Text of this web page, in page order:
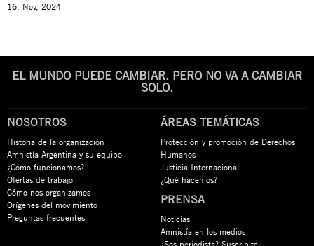
16. Nov, 2024
EL MUNDO PUEDE CAMBIAR. PERO NO VA A CAMBIAR
SOLO.
NOSOTROS
Historia de la organización
Amnistía Argentina y su equipo
¿Cómo funcionamos?
Ofertas de trabajo
Cómo nos organizamos
Orígenes del movimiento
Preguntas frecuentes
ÁREAS TEMÁTICAS
Protección y promoción de Derechos
Humanos
Justicia Internacional
¿Qué hacemos?
PRENSA
Noticias
Amnistía en los medios